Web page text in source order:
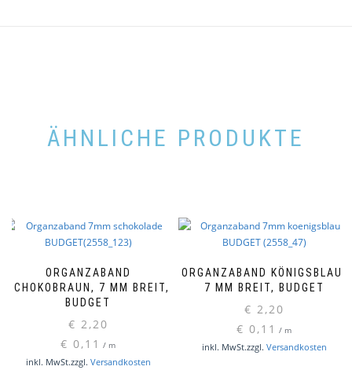
ÄHNLICHE PRODUKTE
ORGANZABAND
SCHOKOBRAUN, 7 MM BREIT,
BUDGET
€ 2,20
€ 0,11 / m
inkl. MwSt.zzgl. Versandkosten
ORGANZABAND KÖNIGSBLAU,
7 MM BREIT, BUDGET
€ 2,20
€ 0,11 / m
inkl. MwSt.zzgl. Versandkosten